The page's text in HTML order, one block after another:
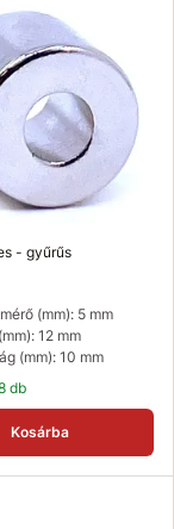
- gyűrűs
(mm): 5 mm
12 mm
(mm): 10 mm
db
Kosárba